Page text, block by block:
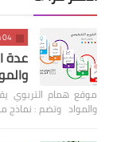
04 سبتمبر 2020
عدة
موقع همام التربوي
والمواد وتضم : نماذج